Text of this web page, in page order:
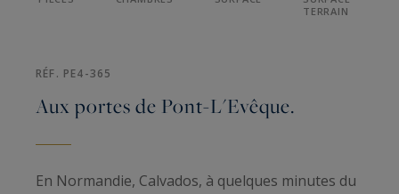
TERRAIN
RÉF. PE4-365
Aux portes de Pont-L'Evêque.
En Normandie, Calvados, à quelques minutes du